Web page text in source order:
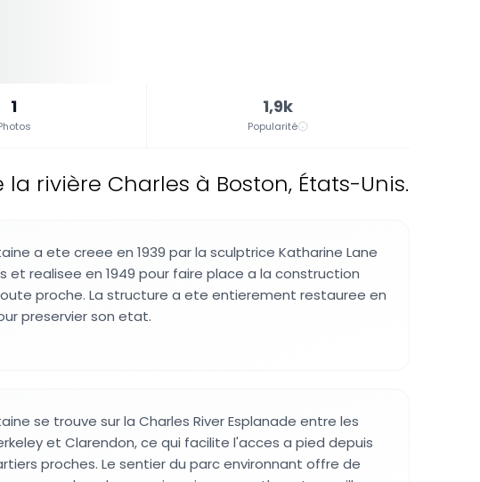
1 1,9k
Popularité
rivière Charles à Boston, États-Unis.
a ete creee en 1939 par la sculptrice Katharine Lane
et realisee en 1949 pour faire place a la construction
proche. La structure a ete entierement restauree en
preservier son etat.
se trouve sur la Charles River Esplanade entre les
et Clarendon, ce qui facilite l'acces a pied depuis
proches. Le sentier du parc environnant offre de